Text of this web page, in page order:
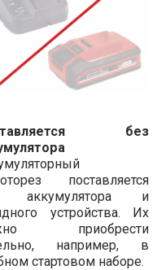
без
поставляется
аккумулятора и
устройства. Их
приобрести
например, в
стартовом наборе.